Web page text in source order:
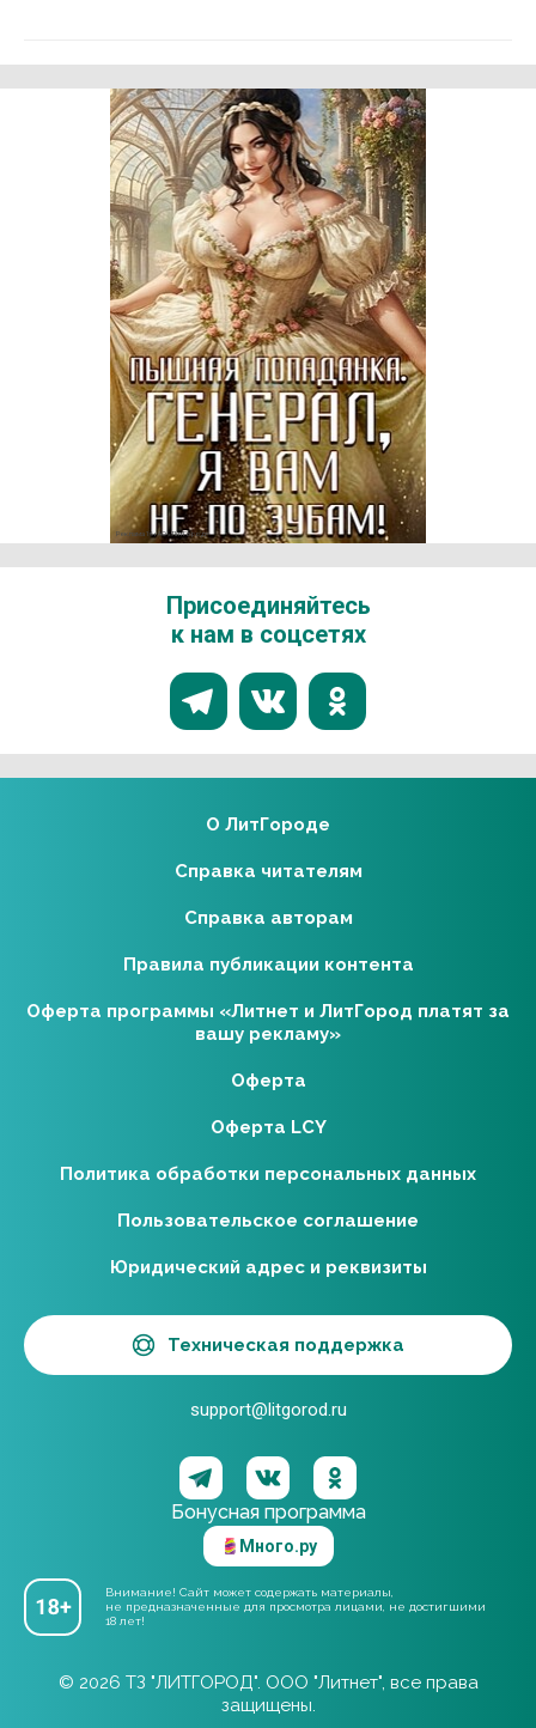
Присоединяйтесь
к нам в соцсетях
Реклама 16+ АО «ЛитГород»
Бонусная программа
Много.ру
Внимание! Сайт может содержать материалы,
не предназначенные для просмотра лицами, не достигшими
18 лет!
О ЛитГороде
Справка читателям
Справка авторам
Правила публикации контента
Оферта программы «Литнет и ЛитГород платят за
вашу рекламу»
Оферта
Оферта LCY
Политика обработки персональных данных
Пользовательское соглашение
Юридический адрес и реквизиты
Техническая поддержка
support@litgorod.ru
© 2026 ТЗ "ЛИТГОРОД". ООО "Литнет", все права
защищены.